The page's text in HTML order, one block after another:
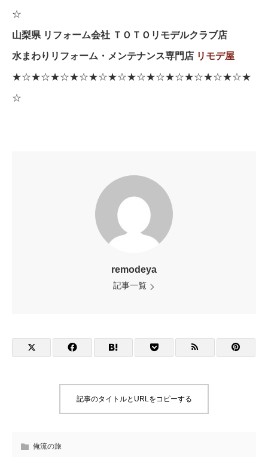
☆
山梨県 リフォーム会社 ＴＯＴＯリモデルクラブ店
水まわりリフォーム・メンテナンス専門店 リモデ屋
★☆★☆★☆★☆★☆★☆★☆★☆★☆★☆★☆★☆★
☆
remodeya
記事一覧
記事のタイトルとURLをコピーする
俺流の旅